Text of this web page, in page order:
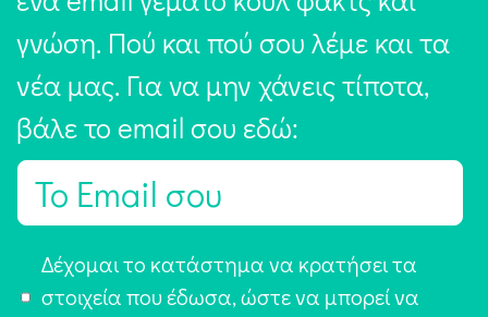
γνώση. Πού και πού σου λέμε και τα
νέα μας. Για να μην χάνεις τίποτα,
βάλε το email σου εδώ:
E
π
Δέχομαι το κατάστημα να κρατήσει τα
στοιχεία που έδωσα, ώστε να μπορεί να